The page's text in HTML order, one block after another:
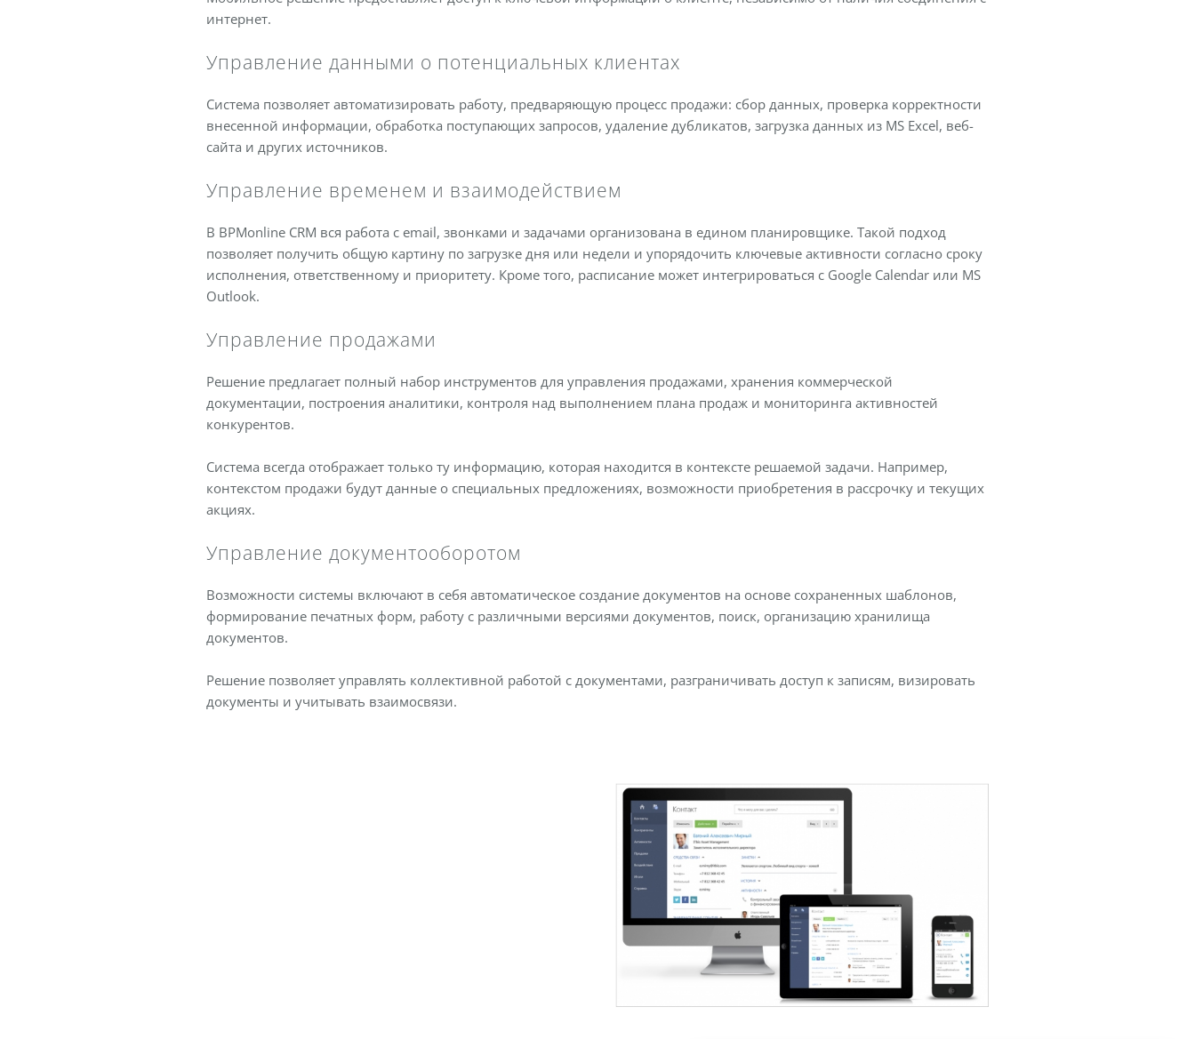
интернет.
Управление данными о потенциальных клиентах
Система позволяет автоматизировать работу, предваряющую процесс продажи: сбор данных, проверка корректности
внесенной информации, обработка поступающих запросов, удаление дубликатов, загрузка данных из MS Excel, веб-
сайта и других источников.
Управление временем и взаимодействием
В BPMonline CRM вся работа с email, звонками и задачами организована в едином планировщике. Такой подход
позволяет получить общую картину по загрузке дня или недели и упорядочить ключевые активности согласно сроку
исполнения, ответственному и приоритету. Кроме того, расписание может интегрироваться с Google Calendar или MS
Outlook.
Управление продажами
Решение предлагает полный набор инструментов для управления продажами, хранения коммерческой
документации, построения аналитики, контроля над выполнением плана продаж и мониторинга активностей
конкурентов.
Система всегда отображает только ту информацию, которая находится в контексте решаемой задачи. Например,
контекстом продажи будут данные о специальных предложениях, возможности приобретения в рассрочку и текущих
акциях.
Управление документооборотом
Возможности системы включают в себя автоматическое создание документов на основе сохраненных шаблонов,
формирование печатных форм, работу с различными версиями документов, поиск, организацию хранилища
документов.
Решение позволяет управлять коллективной работой с документами, разграничивать доступ к записям, визировать
документы и учитывать взаимосвязи.